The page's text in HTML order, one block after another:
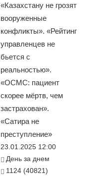
«Казахстану не грозят
вооруженные
конфликты». «Рейтинг
управленцев не
бьется с
реальностью».
«ОСМС: пациент
скорее мёртв, чем
застрахован».
«Сатира не
преступление»
23.01.2025 12:00
День за днем
1124 (40821)